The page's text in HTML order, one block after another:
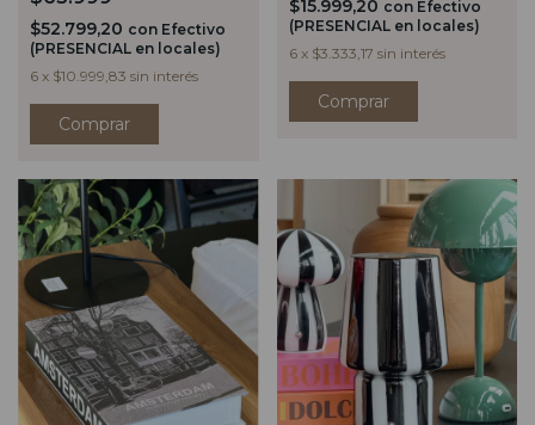
$52.799,20 con Efectivo
(PRESENCIAL en locales)
6 x $10.999,83 sin interés
$15.999,20 con Efectivo
(PRESENCIAL en locales)
6 x $3.333,17 sin interés